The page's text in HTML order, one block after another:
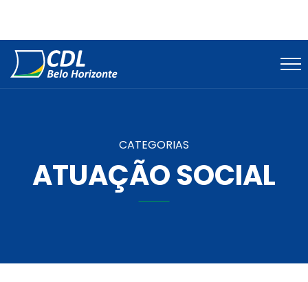
CATEGORIAS
ATUAÇÃO SOCIAL